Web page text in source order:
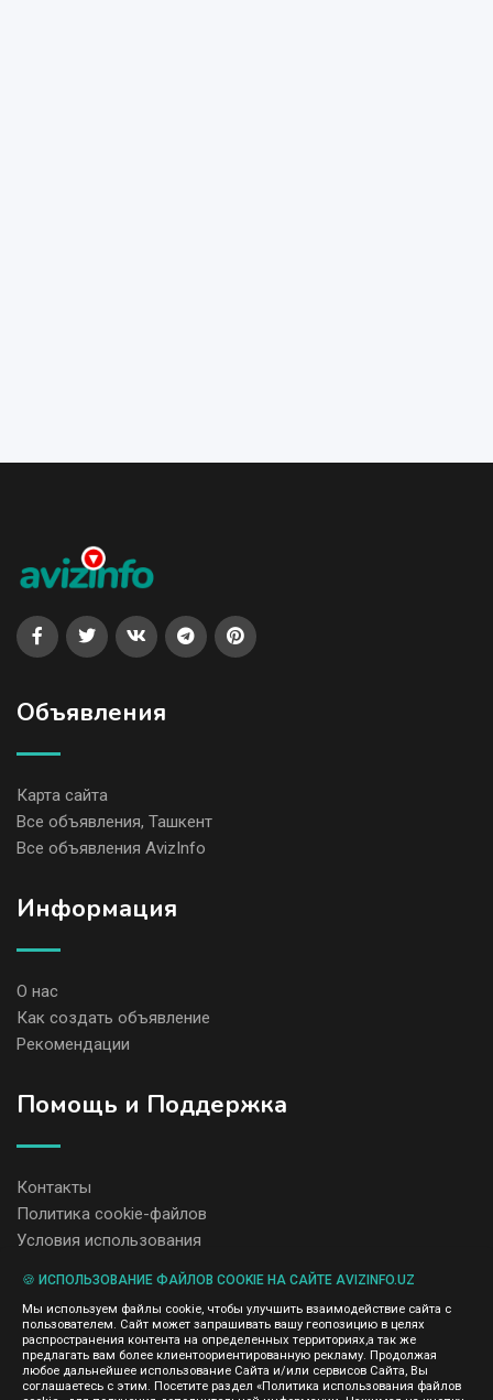
Объявления
Карта сайта
Все объявления, Ташкент
Все объявления AvizInfo
Информация
О нас
Как создать объявление
Рекомендации
Помощь и Поддержка
Контакты
Политика cookie-файлов
Условия использования
содержание размещенных объявлений.
Мы ценим конфиденциальность наших пользователей. Мы не
передаем и не продаем личную информацию зарегистрированных
пользователей AvizInfo.uz третьим лицам. Мы не отвечаем за
правила конфиденциальности сайтов на которые ссылается
🍪 ИСПОЛЬЗОВАНИЕ ФАЙЛОВ COOKIE НА САЙТЕ AVIZINFO.UZ
Мы используем файлы cookie, чтобы улучшить взаимодействие сайта с
пользователем. Сайт может запрашивать вашу геопозицию в целях
распространения контента на определенных территориях,а так же
предлагать вам более клиентоориентированную рекламу. Продолжая
любое дальнейшее использование Сайта и/или сервисов Сайта, Вы
соглашаетесь с этим. Посетите раздел «Политика использования файлов